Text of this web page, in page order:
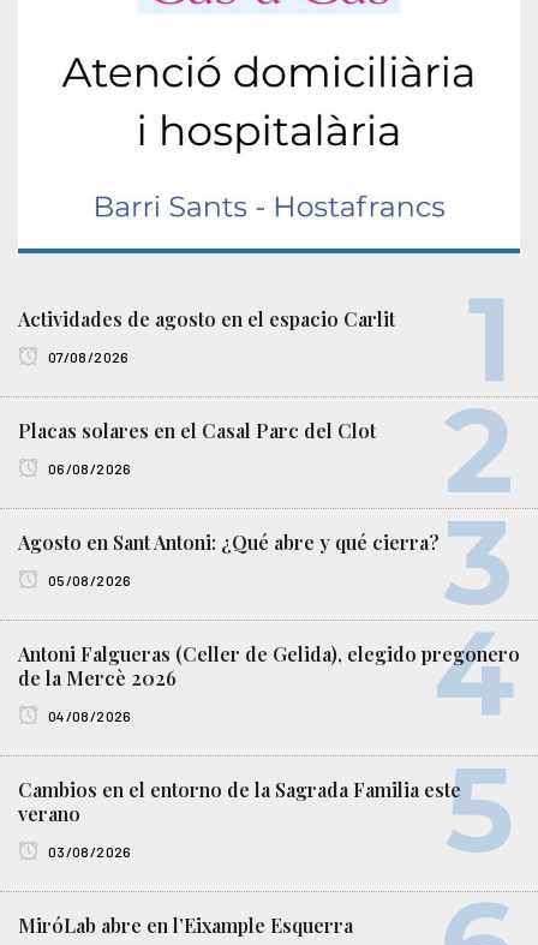
Actividades de agosto en el espacio Carlit
07/08/2026
Placas solares en el Casal Parc del Clot
06/08/2026
Agosto en Sant Antoni: ¿Qué abre y qué cierra?
05/08/2026
Antoni Falgueras (Celler de Gelida), elegido pregonero
de la Mercè 2026
04/08/2026
Cambios en el entorno de la Sagrada Familia este
verano
03/08/2026
MiróLab abre en l’Eixample Esquerra